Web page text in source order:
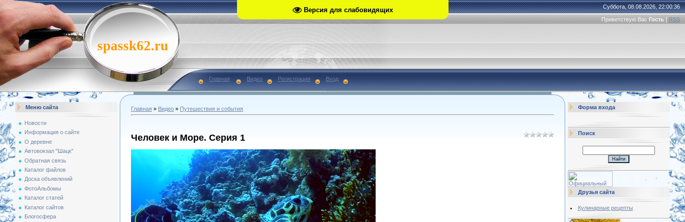
Версия для слабовидящих
spassk62.ru
Суббота, 08.08.2026, 22:00:36
Приветствую Вас Гость | RSS
Главная Видео Регистрация Вход
Меню сайта
Новости
Информация о сайте
О деревне
Автовокзал "Шацк"
Обратная связь
Каталог файлов
Доска объявлений
ФотоАльбомы
Каталог статей
Каталог сайтов
Блогосфера
Главная » Видео » Путешествия и события
Человек и Море. Серия 1
Форма входа
Поиск
Друзья сайта
Кулинарные рецепты